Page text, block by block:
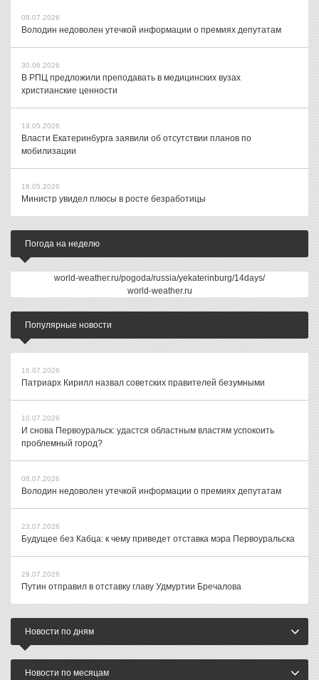
08.07.2026
Володин недоволен утечкой информации о премиях депутатам
30.06.2026
В РПЦ предложили преподавать в медицинских вузах
христианские ценности
19.05.2026
Власти Екатеринбурга заявили об отсутствии планов по
мобилизации
18.05.2026
Министр увидел плюсы в росте безработицы
Погода на неделю
world-weather.ru/pogoda/russia/yekaterinburg/14days/
world-weather.ru
Популярные новости
16.07.2026
Патриарх Кирилл назвал советских правителей безумными
10.07.2026
И снова Первоуральск: удастся областным властям успокоить
проблемный город?
08.07.2026
Володин недоволен утечкой информации о премиях депутатам
23.07.2026
Будущее без Кабца: к чему приведет отставка мэра Первоуральска
29.07.2026
Путин отправил в отставку главу Удмуртии Бречалова
Новости по дням
Новости по месяцам